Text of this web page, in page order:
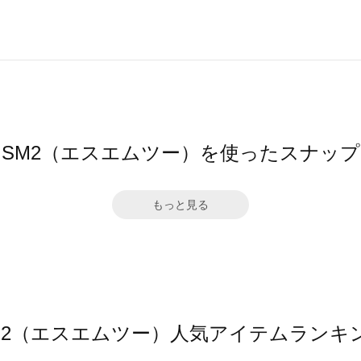
SM2（エスエムツー）を使ったスナップ
もっと見る
（エスエムツー）人気アイテムランキ